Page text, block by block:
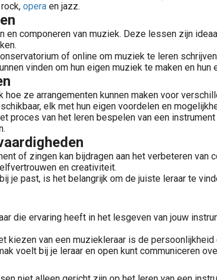
opera en jazz.
componeren van muziek. Deze lessen zijn
of online om muziek te leren
vinden om hun eigen muziek te maken en
ze arrangementen kunnen maken voor
elk met hun eigen voordelen en
proces van het leren bespelen van een
of zingen kan bijdragen aan het verbeteren
en creativiteit.
je past, is het belangrijk om de juiste leraar te
die ervaring heeft in het lesgeven van jouw
kiezen van een muziekleraar is de
voelt bij je leraar en open kunt communiceren